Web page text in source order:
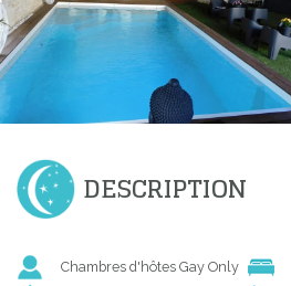
DESCRIPTION
Chambres d'hôtes Gay Only